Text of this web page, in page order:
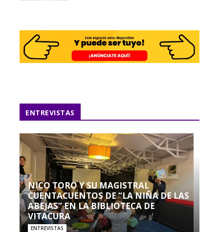
ENTREVISTAS
NICO TORO Y SU MAGISTRAL
CUENTACUENTOS DE “LA NIÑA DE LAS
ABEJAS” EN LA BIBLIOTECA DE
VITACURA
ENTREVISTAS